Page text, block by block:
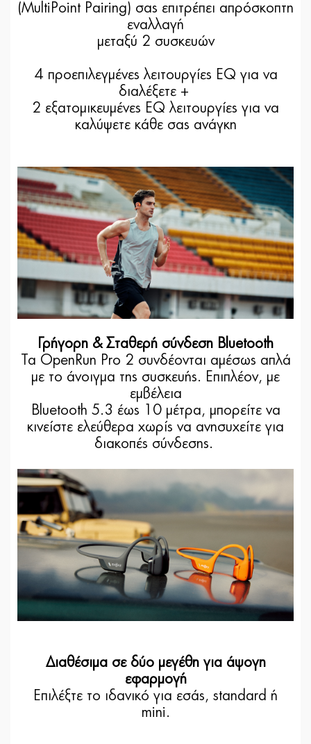
(MultiPoint Pairing) σας επιτρέπει απρόσκοπτη
εναλλαγή
μεταξύ 2 συσκευών
4 προεπιλεγμένες λειτουργίες EQ για να
διαλέξετε +
2 εξατομικευμένες EQ λειτουργίες για να
καλύψετε κάθε σας ανάγκη
Γρήγορη & Σταθερή σύνδεση Bluetooth
Τα OpenRun Pro 2 συνδέονται αμέσως απλά
με το άνοιγμα της συσκευής. Επιπλέον, με
εμβέλεια
Bluetooth 5.3 έως 10 μέτρα, μπορείτε να
κινείστε ελεύθερα χωρίς να ανησυχείτε για
διακοπές σύνδεσης.
Διαθέσιμα σε δύο μεγέθη για άψογη
εφαρμογή
Επιλέξτε το ιδανικό για εσάς, standard ή
mini.